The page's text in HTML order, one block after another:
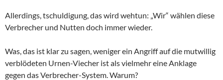
Allerdings, tschuldigung, das wird wehtun: „Wir“ wählen diese
Verbrecher und Nutten doch immer wieder.
Was, das ist klar zu sagen, weniger ein Angriff auf die mutwillig
verblödeten Urnen-Viecher ist als vielmehr eine Anklage
gegen das Verbrecher-System. Warum?